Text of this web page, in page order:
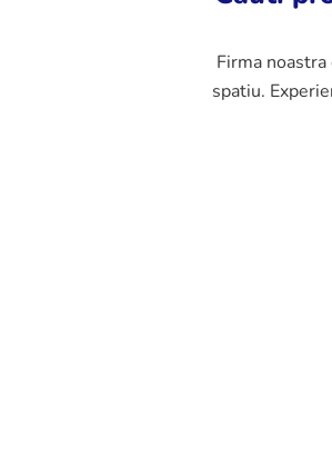
Firma
spatiu.